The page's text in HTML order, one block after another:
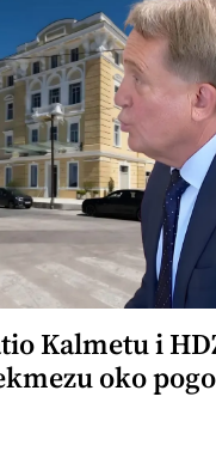
Kalmetu i
oko